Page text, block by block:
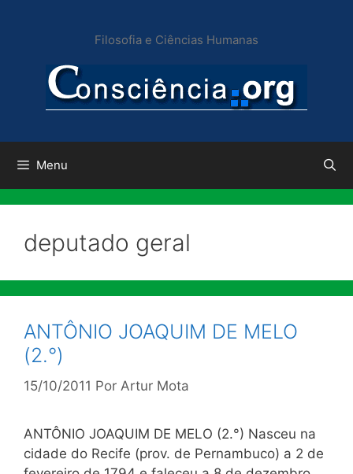
conteúdo
Filosofia e Ciências Humanas
Menu
deputado geral
ANTÔNIO JOAQUIM DE MELO
(2.°)
15/10/2011 Por Artur Mota
ANTÔNIO JOAQUIM DE MELO (2.°) Nasceu na
cidade do Recife (prov. de Pernambuco) a 2 de